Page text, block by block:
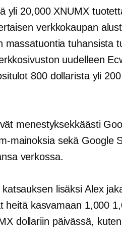
yli 20,000 XNUMX
verkkokaupan
massatuontia tuhansista
uudelleen
800 dollarista yli
menestyksekkäästi
mainoksia sekä Google
verkossa.
lisäksi Alex
heitä kasvamaan 1,000
dollariin päivässä,